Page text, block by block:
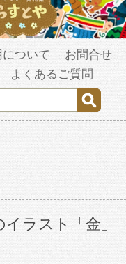
について
お問合せ
よくあるご質問
ラスト「金」